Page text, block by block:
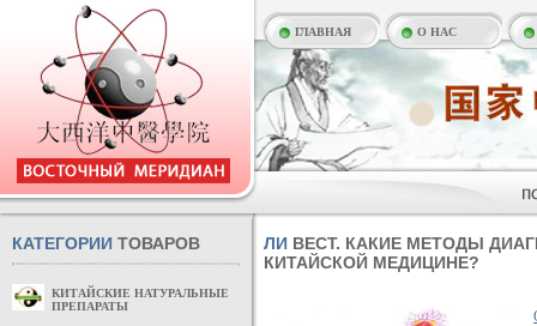
ГЛАВНАЯ О НАС
КАТЕГОРИИ ТОВАРОВ
КИТАЙСКИЕ НАТУРАЛЬНЫЕ
ПРЕПАРАТЫ
ЛИ ВЕСТ. КАКИЕ МЕТОДЫ
КИТАЙСКОЙ МЕДИЦИНЕ?